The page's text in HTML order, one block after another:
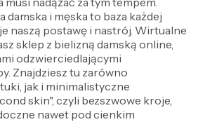
i męska to baza każdej
naszą postawę i nastrój. Wirtualne
sklep z bielizną damską online,
odzwierciedlającymi
Znajdziesz tu zarówno
jak i minimalistyczne
skin", czyli bezszwowe kroje,
nawet pod cienkim